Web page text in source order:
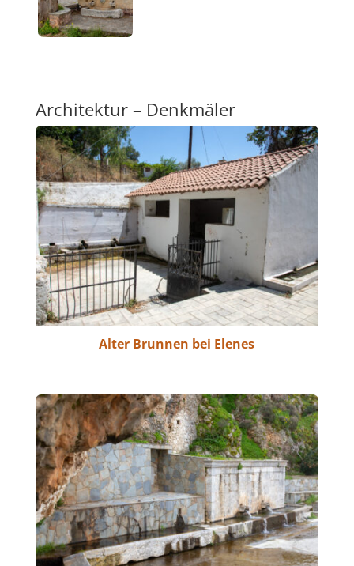
Architektur – Denkmäler
Alter Brunnen bei Elenes